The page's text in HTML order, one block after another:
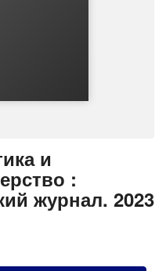
и
:
журнал. 2023